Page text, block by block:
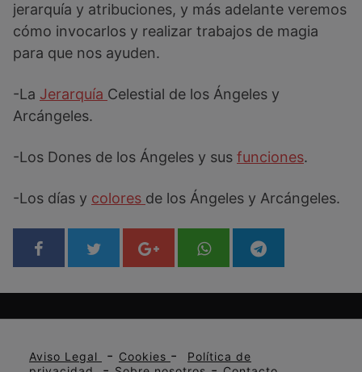
jerarquía y atribuciones, y más adelante veremos
cómo invocarlos y realizar trabajos de magia
para que nos ayuden.
-La Jerarquía Celestial de los Ángeles y
Arcángeles.
-Los Dones de los Ángeles y sus funciones.
-Los días y colores de los Ángeles y Arcángeles.
Aviso Legal - Cookies -
Política de